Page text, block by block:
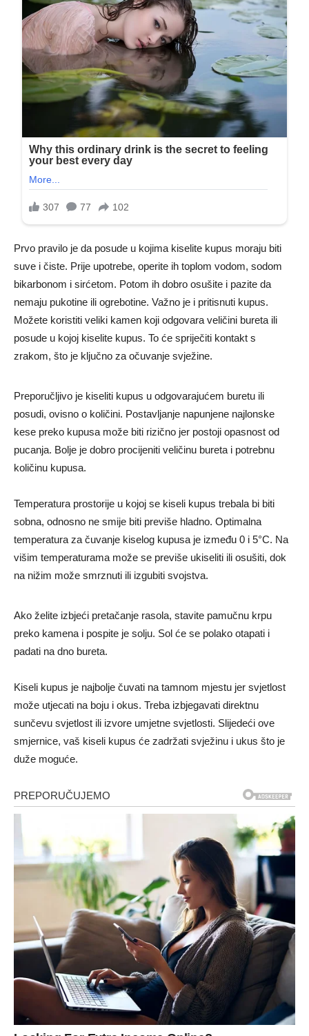
Prvo pravilo je da posude u kojima kiselite kupus moraju biti
suve i čiste. Prije upotrebe, operite ih toplom vodom, sodom
bikarbonom i sirćetom. Potom ih dobro osušite i pazite da
nemaju pukotine ili ogrebotine. Važno je i pritisnuti kupus.
Možete koristiti veliki kamen koji odgovara veličini bureta ili
posude u kojoj kiselite kupus. To će spriječiti kontakt s
zrakom, što je ključno za očuvanje svježine.
Preporučljivo je kiseliti kupus u odgovarajućem buretu ili
posudi, ovisno o količini. Postavljanje napunjene najlonske
kese preko kupusa može biti rizično jer postoji opasnost od
pucanja. Bolje je dobro procijeniti veličinu bureta i potrebnu
količinu kupusa.
Temperatura prostorije u kojoj se kiseli kupus trebala bi biti
sobna, odnosno ne smije biti previše hladno. Optimalna
temperatura za čuvanje kiselog kupusa je između 0 i 5°C. Na
višim temperaturama može se previše ukiseliti ili osušiti, dok
na nižim može smrznuti ili izgubiti svojstva.
Ako želite izbjeći pretačanje rasola, stavite pamučnu krpu
preko kamena i pospite je solju. Sol će se polako otapati i
padati na dno bureta.
Kiseli kupus je najbolje čuvati na tamnom mjestu jer svjetlost
može utjecati na boju i okus. Treba izbjegavati direktnu
sunčevu svjetlost ili izvore umjetne svjetlosti. Slijedeći ove
smjernice, vaš kiseli kupus će zadržati svježinu i ukus što je
duže moguće.